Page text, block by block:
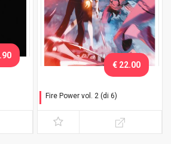
Fire Power vol. 2 (di 6)
€ 22.00